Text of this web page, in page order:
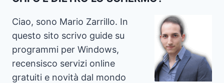
Ciao, sono Mario Zarrillo. In
questo sito scrivo guide su
programmi per Windows,
recensisco servizi online
gratuiti e novità dal mondo